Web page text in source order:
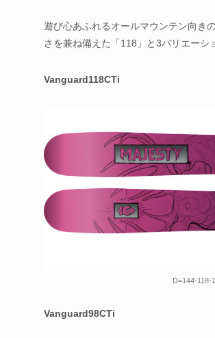
遊び心あふれるオールマウンテン向き
さを兼ね備えた「118」と3バリエーシ
Vanguard118CTi
D=144-118-
Vanguard98CTi